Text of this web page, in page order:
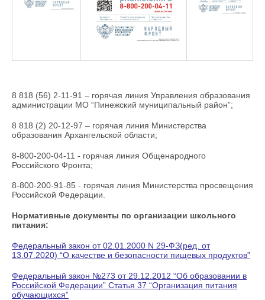
8 818 (56) 2-11-91 – горячая линия Управления образования
администрации МО “Пинежский муниципальный район”;
8 818 (2) 20-12-97 – горячая линия Министерства
образования Архангельской области;
8-800-200-04-11 - горячая линия Общенародного
Российского Фронта;
8-800-200-91-85 - горячая линия Министерства просвещения
Российской Федерации.
Нормативные документы по организации школьного
питания:
Федеральный закон от 02.01.2000 N 29-ФЗ(ред. от
13.07.2020) “О качестве и безопасности пищевых продуктов”
Федеральный закон №273 от 29.12.2012 “Об образовании в
Российской Федерации” Статья 37 “Организация питания
обучающихся”